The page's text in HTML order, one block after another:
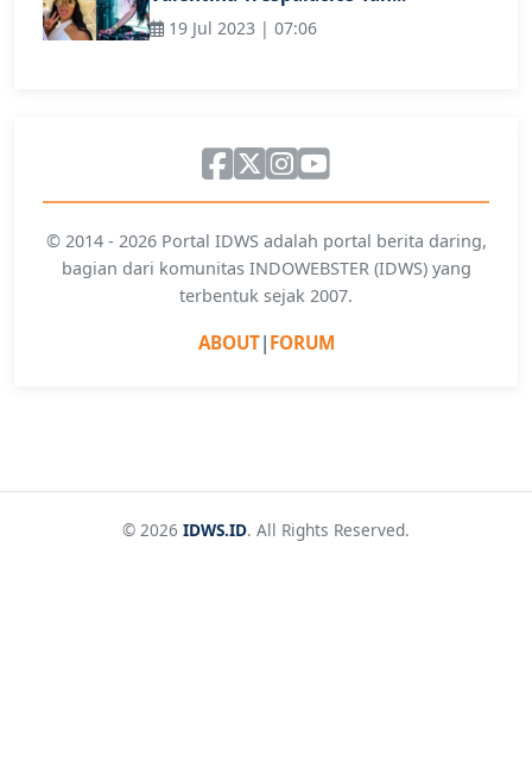
19 Jul 2023 | 07:06
© 2014 - 2026 Portal IDWS adalah portal berita daring,
bagian dari komunitas INDOWEBSTER (IDWS) yang
terbentuk sejak 2007.
ABOUT| FORUM
© 2026 IDWS.ID. All Rights Reserved.